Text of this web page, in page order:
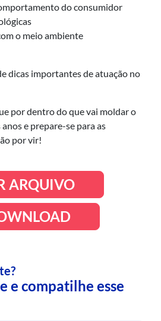
do consumidor
o meio ambiente
dicas importantes de atuação no
por dentro do que vai moldar o
e prepare-se para as
por vir!
ARQUIVO
e compatilhe esse